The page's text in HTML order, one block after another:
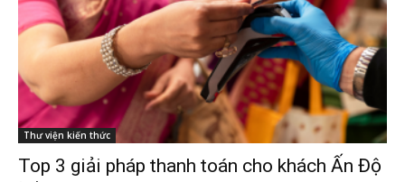
Thư viện kiến thức
Top 3 giải pháp thanh toán cho khách Ấn Độ